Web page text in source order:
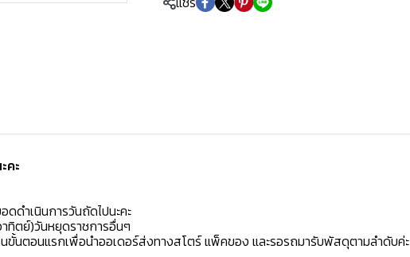
คะ️
ดำเนินการวันถัดไปนะคะ
ทิตย์)วันหยุดราชการอื่นๆ
ขั้นตอนแรกเพื่อนำออเดอร์ส่งทางสโตร์ แพ็คของ และรอรถมารับพัสดุตามลำดับค่ะ